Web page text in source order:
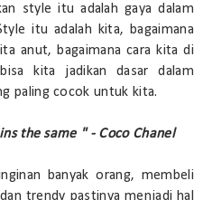
style itu adalah gaya dalam
itu adalah kita, bagaimana
anut, bagaimana cara kita di
kita jadikan dasar dalam
paling cocok untuk kita.
the same " - Coco Chanel
banyak orang, membeli
trendy pastinya menjadi hal